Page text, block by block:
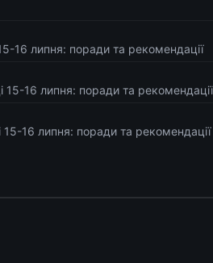
16 липня: поради та рекомендації
15-16 липня: поради та рекомендації
15-16 липня: поради та рекомендації